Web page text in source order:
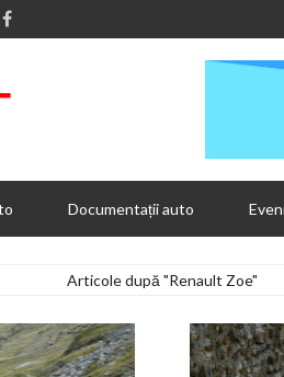
Documentații auto
Articole după "Renault Zoe"